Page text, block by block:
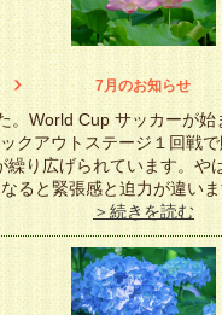
7月のお知らせ
。World Cup サッカーが
クアウトステージ１回戦
繰り広げられています。や
なると緊張感と迫力が違い
＞続きを読む